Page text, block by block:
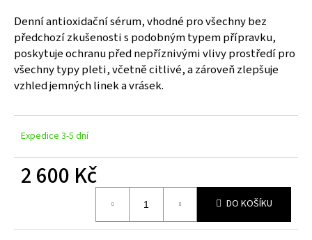
Denní antioxidační sérum, vhodné pro všechny bez
předchozí zkušenosti s podobným typem přípravku,
poskytuje ochranu před nepříznivými vlivy prostředí pro
všechny typy pleti, včetně citlivé, a zároveň zlepšuje
vzhled jemných linek a vrásek.
Expedice 3-5 dní
2 600 Kč
DO KOŠÍKU
a
j
í
t
?
HLEDAT